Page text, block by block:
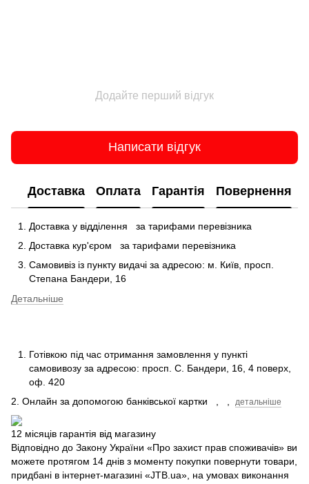
Додайте перший відгук
Написати відгук
Доставка Оплата Гарантія Повернення
Доставка у відділення
за тарифами перевізника
Доставка кур'єром
за тарифами перевізника
Самовивіз із пункту видачі за адресою: м. Київ, просп.
Степана Бандери, 16
Детальніше
Готівкою під час отримання замовлення у пункті
самовивозу за адресою: просп. С. Бандери, 16, 4 поверх,
оф. 420
2. Онлайн за допомогою банківської картки
детальніше
12 місяців гарантія від магазину
Відповідно до Закону України «Про захист прав споживачів» ви
можете протягом 14 днів з моменту покупки повернути товари,
придбані в інтернет-магазині «JTB.ua», на умовах виконання